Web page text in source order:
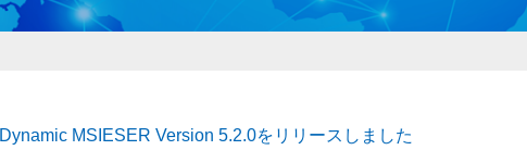
Dynamic MSIESER Version 5.2.0をリリースしました